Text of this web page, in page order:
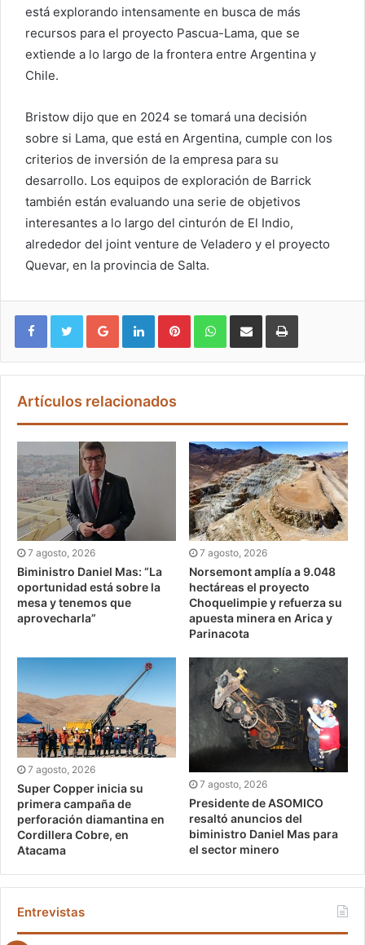
está explorando intensamente en busca de más
recursos para el proyecto Pascua-Lama, que se
extiende a lo largo de la frontera entre Argentina y
Chile.
Bristow dijo que en 2024 se tomará una decisión
sobre si Lama, que está en Argentina, cumple con los
criterios de inversión de la empresa para su
desarrollo. Los equipos de exploración de Barrick
también están evaluando una serie de objetivos
interesantes a lo largo del cinturón de El Indio,
alrededor del joint venture de Veladero y el proyecto
Quevar, en la provincia de Salta.
Google+ LinkedIn Pinterest WhatsApp
Artículos relacionados
7 agosto, 2026
Biministro Daniel Mas: “La
oportunidad está sobre la
mesa y tenemos que
aprovecharla”
7 agosto, 2026
Norsemont amplía a 9.048
hectáreas el proyecto
Choquelimpie y refuerza su
apuesta minera en Arica y
Parinacota
7 agosto, 2026
Super Copper inicia su
primera campaña de
perforación diamantina en
Cordillera Cobre, en
Atacama
7 agosto, 2026
Presidente de ASOMICO
resaltó anuncios del
biministro Daniel Mas para
el sector minero
Entrevistas